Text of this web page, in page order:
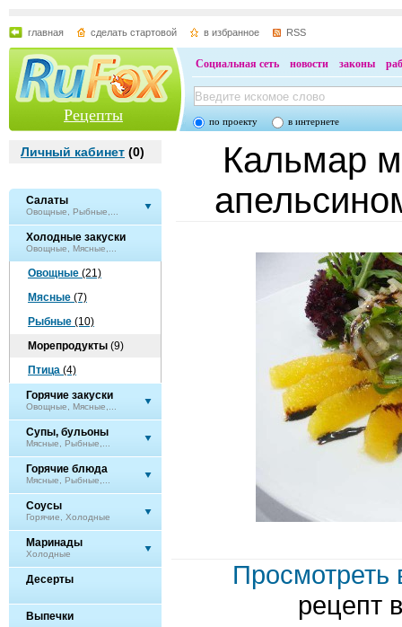
главная сделать стартовой в избранное RSS
Рецепты
Социальная сеть новости законы
по проекту в интернете
Личный кабинет (0)
Салаты
Овощные, Рыбные,...
Холодные закуски
Овощные, Мясные,...
Овощные (21)
Мясные (7)
Рыбные (10)
Морепродукты (9)
Птица (4)
Горячие закуски
Овощные, Мясные,...
Супы, бульоны
Мясные, Рыбные,...
Горячие блюда
Мясные, Рыбные,...
Соусы
Горячие, Холодные
Маринады
Холодные
Десерты
Выпечки
Кальмар
Просмотреть
рецепт